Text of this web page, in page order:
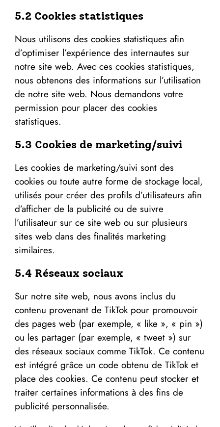
5.2 Cookies statistiques
Nous utilisons des cookies statistiques afin
d’optimiser l’expérience des internautes sur
notre site web. Avec ces cookies statistiques,
nous obtenons des informations sur l’utilisation
de notre site web. Nous demandons votre
permission pour placer des cookies
statistiques.
5.3 Cookies de marketing/suivi
Les cookies de marketing/suivi sont des
cookies ou toute autre forme de stockage local,
utilisés pour créer des profils d’utilisateurs afin
d’afficher de la publicité ou de suivre
l’utilisateur sur ce site web ou sur plusieurs
sites web dans des finalités marketing
similaires.
5.4 Réseaux sociaux
Sur notre site web, nous avons inclus du
contenu provenant de TikTok pour promouvoir
des pages web (par exemple, « like », « pin »)
ou les partager (par exemple, « tweet ») sur
des réseaux sociaux comme TikTok. Ce contenu
est intégré grâce un code obtenu de TikTok et
place des cookies. Ce contenu peut stocker et
traiter certaines informations à des fins de
publicité personnalisée.